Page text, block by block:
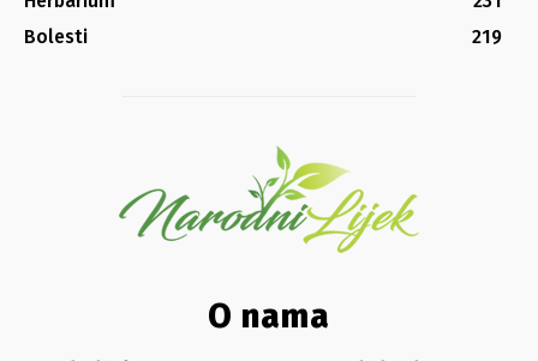
Bolesti
219
O nama